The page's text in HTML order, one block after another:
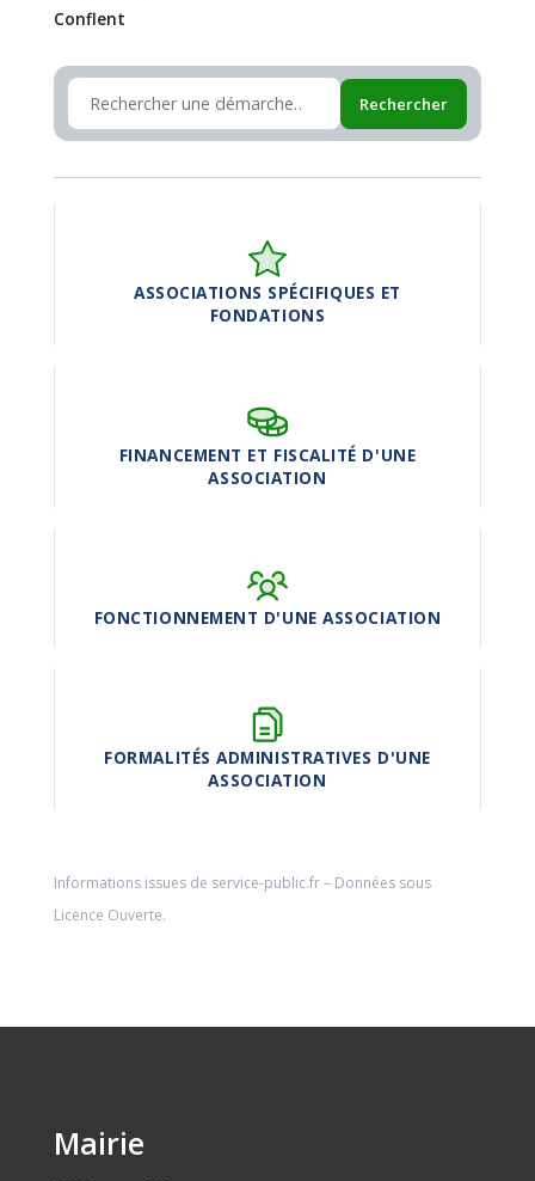
Conflent
Rechercher
ASSOCIATIONS SPÉCIFIQUES ET
FONDATIONS
FINANCEMENT ET FISCALITÉ D'UNE
ASSOCIATION
FONCTIONNEMENT D'UNE ASSOCIATION
FORMALITÉS ADMINISTRATIVES D'UNE
ASSOCIATION
Informations issues de service-public.fr– Données sous
Licence Ouverte.
Mairie